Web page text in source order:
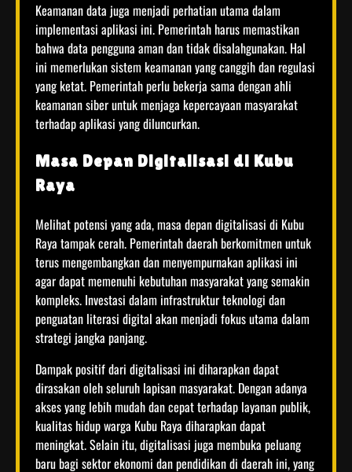
Keamanan data juga menjadi perhatian utama dalam
implementasi aplikasi ini. Pemerintah harus memastikan
bahwa data pengguna aman dan tidak disalahgunakan. Hal
ini memerlukan sistem keamanan yang canggih dan regulasi
yang ketat. Pemerintah perlu bekerja sama dengan ahli
keamanan siber untuk menjaga kepercayaan masyarakat
terhadap aplikasi yang diluncurkan.
Masa Depan Digitalisasi di Kubu
Raya
Melihat potensi yang ada, masa depan digitalisasi di Kubu
Raya tampak cerah. Pemerintah daerah berkomitmen untuk
terus mengembangkan dan menyempurnakan aplikasi ini
agar dapat memenuhi kebutuhan masyarakat yang semakin
kompleks. Investasi dalam infrastruktur teknologi dan
penguatan literasi digital akan menjadi fokus utama dalam
strategi jangka panjang.
Dampak positif dari digitalisasi ini diharapkan dapat
dirasakan oleh seluruh lapisan masyarakat. Dengan adanya
akses yang lebih mudah dan cepat terhadap layanan publik,
kualitas hidup warga Kubu Raya diharapkan dapat
meningkat. Selain itu, digitalisasi juga membuka peluang
baru bagi sektor ekonomi dan pendidikan di daerah ini, yang